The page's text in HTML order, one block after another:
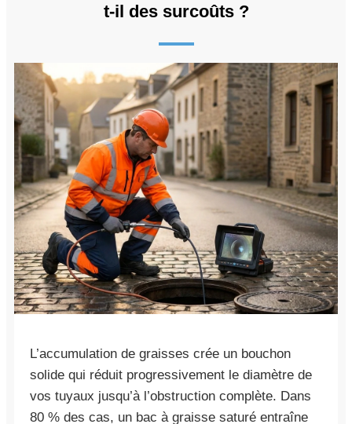
t-il des surcoûts ?
L’accumulation de graisses crée un bouchon
solide qui réduit progressivement le diamètre de
vos tuyaux jusqu’à l’obstruction complète. Dans
80 % des cas, un bac à graisse saturé entraîne